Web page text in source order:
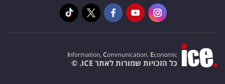
Information, Communication, Economic
כל הזכויות שמורות לאתר ICE. ©